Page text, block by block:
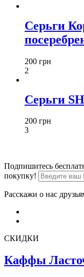
Серьги
200 грн
2
Серьги
200 грн
3
Подпишитесь
покупку!
Расскажи о нас
СКИДКИ
Каффы